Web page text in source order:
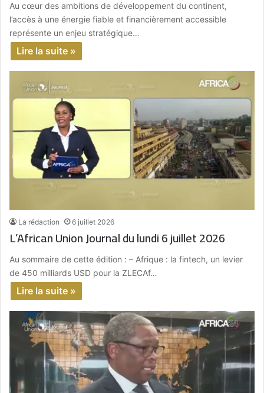
Au cœur des ambitions de développement du continent,
l’accès à une énergie fiable et financièrement accessible
représente un enjeu stratégique…
Lire la suite »
La rédaction 6 juillet 2026
L’African Union Journal du lundi 6 juillet 2026
Au sommaire de cette édition : – Afrique : la fintech, un levier
de 450 milliards USD pour la ZLECAf…
Lire la suite »